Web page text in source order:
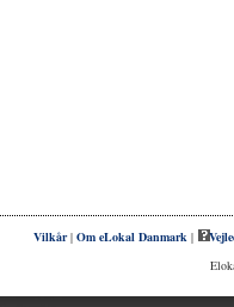
Vilkår|Om eLokal Danmark |